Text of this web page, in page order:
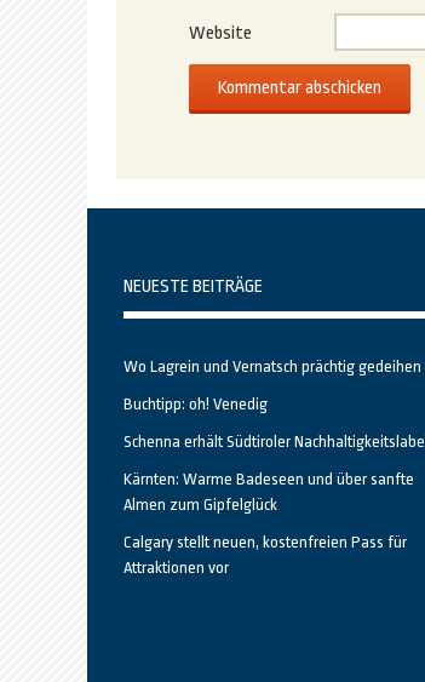
Website
NEUESTE BEITRÄGE
Wo Lagrein und Vernatsch prächtig gedeihen
Buchtipp: oh! Venedig
Schenna erhält Südtiroler Nachhaltigkeitslabel
Kärnten: Warme Badeseen und über sanfte
Almen zum Gipfelglück
Calgary stellt neuen, kostenfreien Pass für
Attraktionen vor